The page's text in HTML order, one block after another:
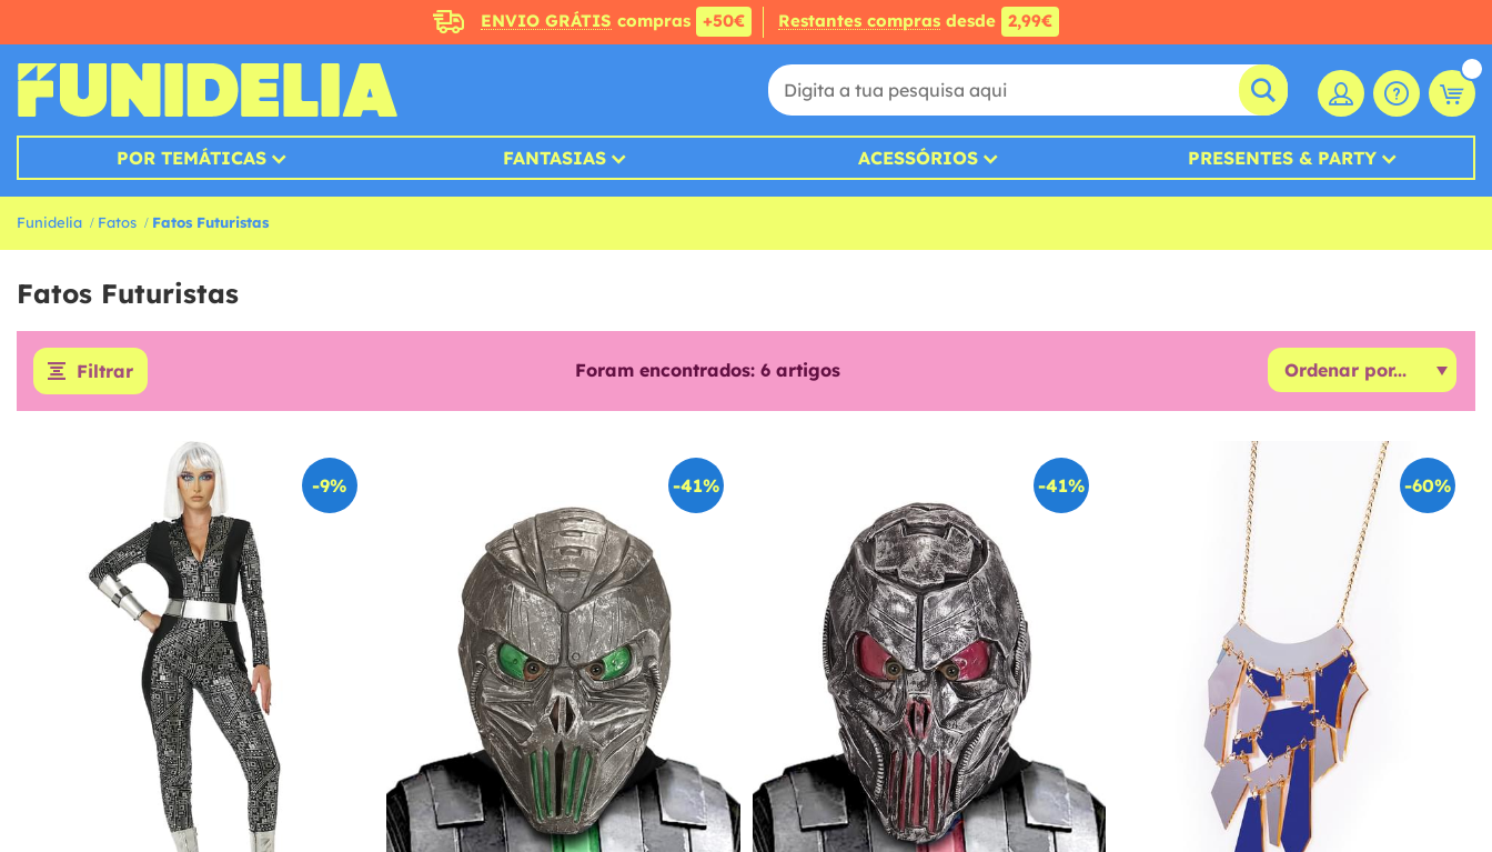
ENVIO GRÁTIS compras +50€ Restantes compras desde 2,99€
POR TEMÁTICAS FANTASIAS ACESSÓRIOS PRESENTES & PARTY
Funidelia Fatos Fatos Futuristas
Fatos Futuristas
Filtrar Foram encontrados: 6 artigos
-9% -41% -41% -60%